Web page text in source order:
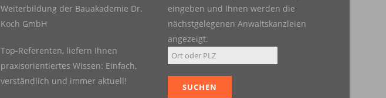
Weiterbildung der Bauakademie Dr.
Koch GmbH
Top-Referenten, liefern Ihnen
praxisorientiertes Wissen: Einfach,
verständlich und immer aktuell!
eingeben und Ihnen werden die
nächstgelegenen Anwaltskanzleien
angezeigt.